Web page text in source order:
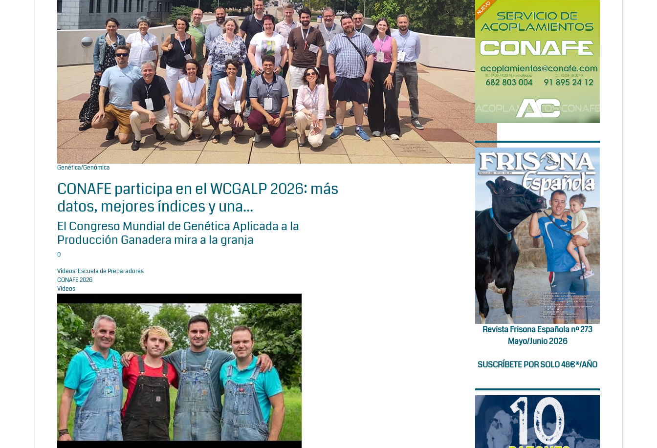
Genética/Genómica
CONAFE participa en el WCGALP 2026: más
datos, mejores índices y una...
El Congreso Mundial de Genética Aplicada a la
Producción Ganadera mira a la granja
0
Vídeos: Escuela de Preparadores
CONAFE 2026
Vídeos
Revista Frisona Española nº 273
Mayo/Junio 2026
SUSCRÍBETE POR SOLO 48€*/AÑO